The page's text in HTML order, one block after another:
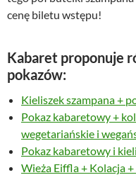
cenę biletu wstępu!
Kabaret proponuje
pokazów:
Kieliszek szampana +
Pokaz kabaretowy +
wegetariańskie i
Pokaz kabaretowy i
Wieża Eiffla + Kolacja